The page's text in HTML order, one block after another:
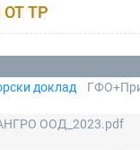
ТР
доклад
ООД_2023.pdf